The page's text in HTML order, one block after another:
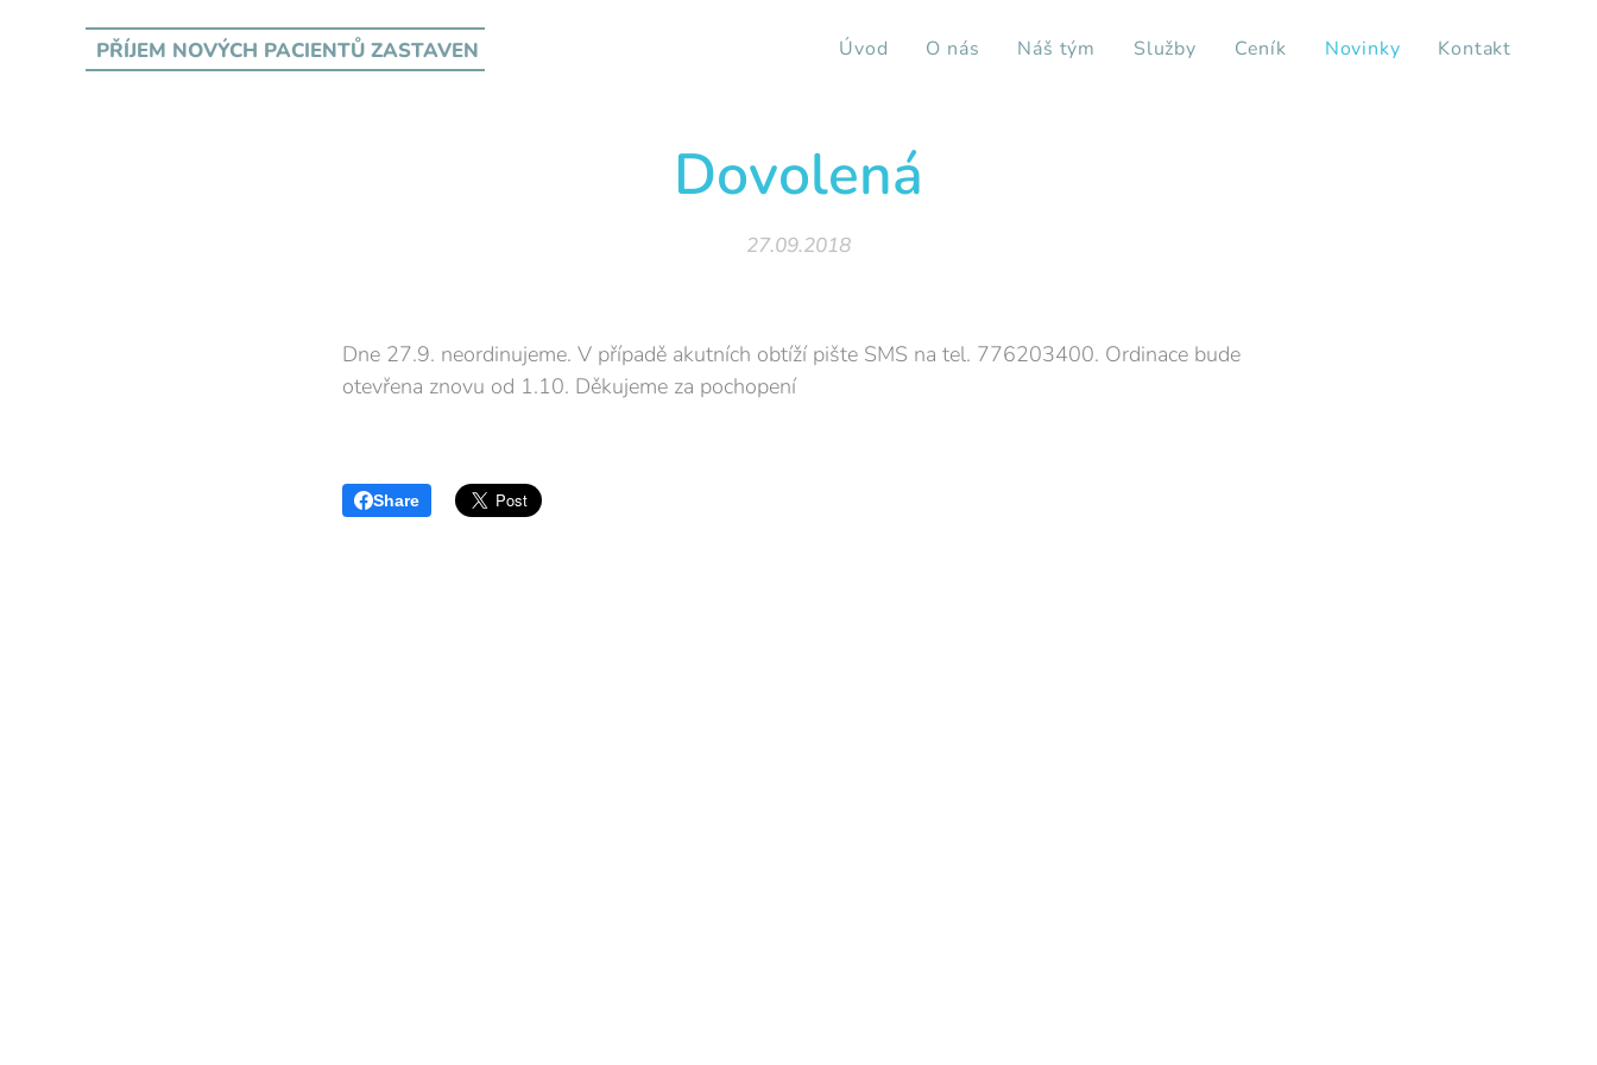
PŘÍJEM NOVÝCH PACIENTŮZASTAVEN Úvod O nás Náš tým Služby Ceník Novinky Kontakt
Dovolená
27.09.2018
Dne 27.9. neordinujeme. V případě akutních obtíží pište SMS na tel. 776203400. Ordinace bude
otevřena znovu od 1.10. Děkujeme za pochopení
Share